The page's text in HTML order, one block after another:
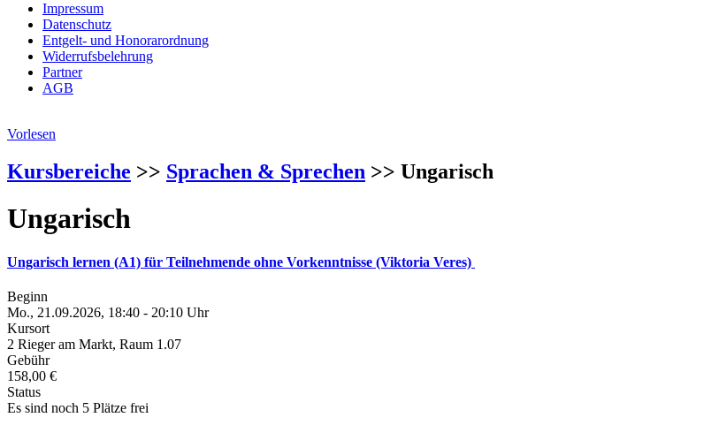
Impressum
Datenschutz
Entgelt- und Honorarordnung
Widerrufsbelehrung
Partner
AGB
Vorlesen
Kursbereiche >> Sprachen & Sprechen >> Ungarisch
Ungarisch
Ungarisch lernen (A1) für Teilnehmende ohne Vorkenntnisse (Viktoria Veres)
Beginn
Mo., 21.09.2026, 18:40 - 20:10 Uhr
Kursort
2 Rieger am Markt, Raum 1.07
Gebühr
158,00 €
Status
Es sind noch 5 Plätze frei